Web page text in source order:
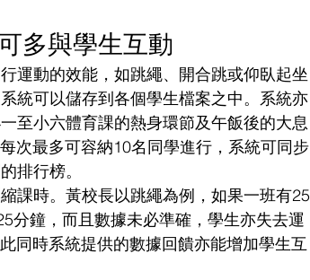
多與學生互動
運動的效能，如跳繩、開合跳或仰臥起坐
統可以儲存到各個學生檔案之中。系統亦
至小六體育課的熱身環節及午飯後的大息
次最多可容納10名同學進行，系統可同步
排行榜。
課時。黃校長以跳繩為例，如果一班有25
分鐘，而且數據未必準確，學生亦失去運
同時系統提供的數據回饋亦能增加學生互